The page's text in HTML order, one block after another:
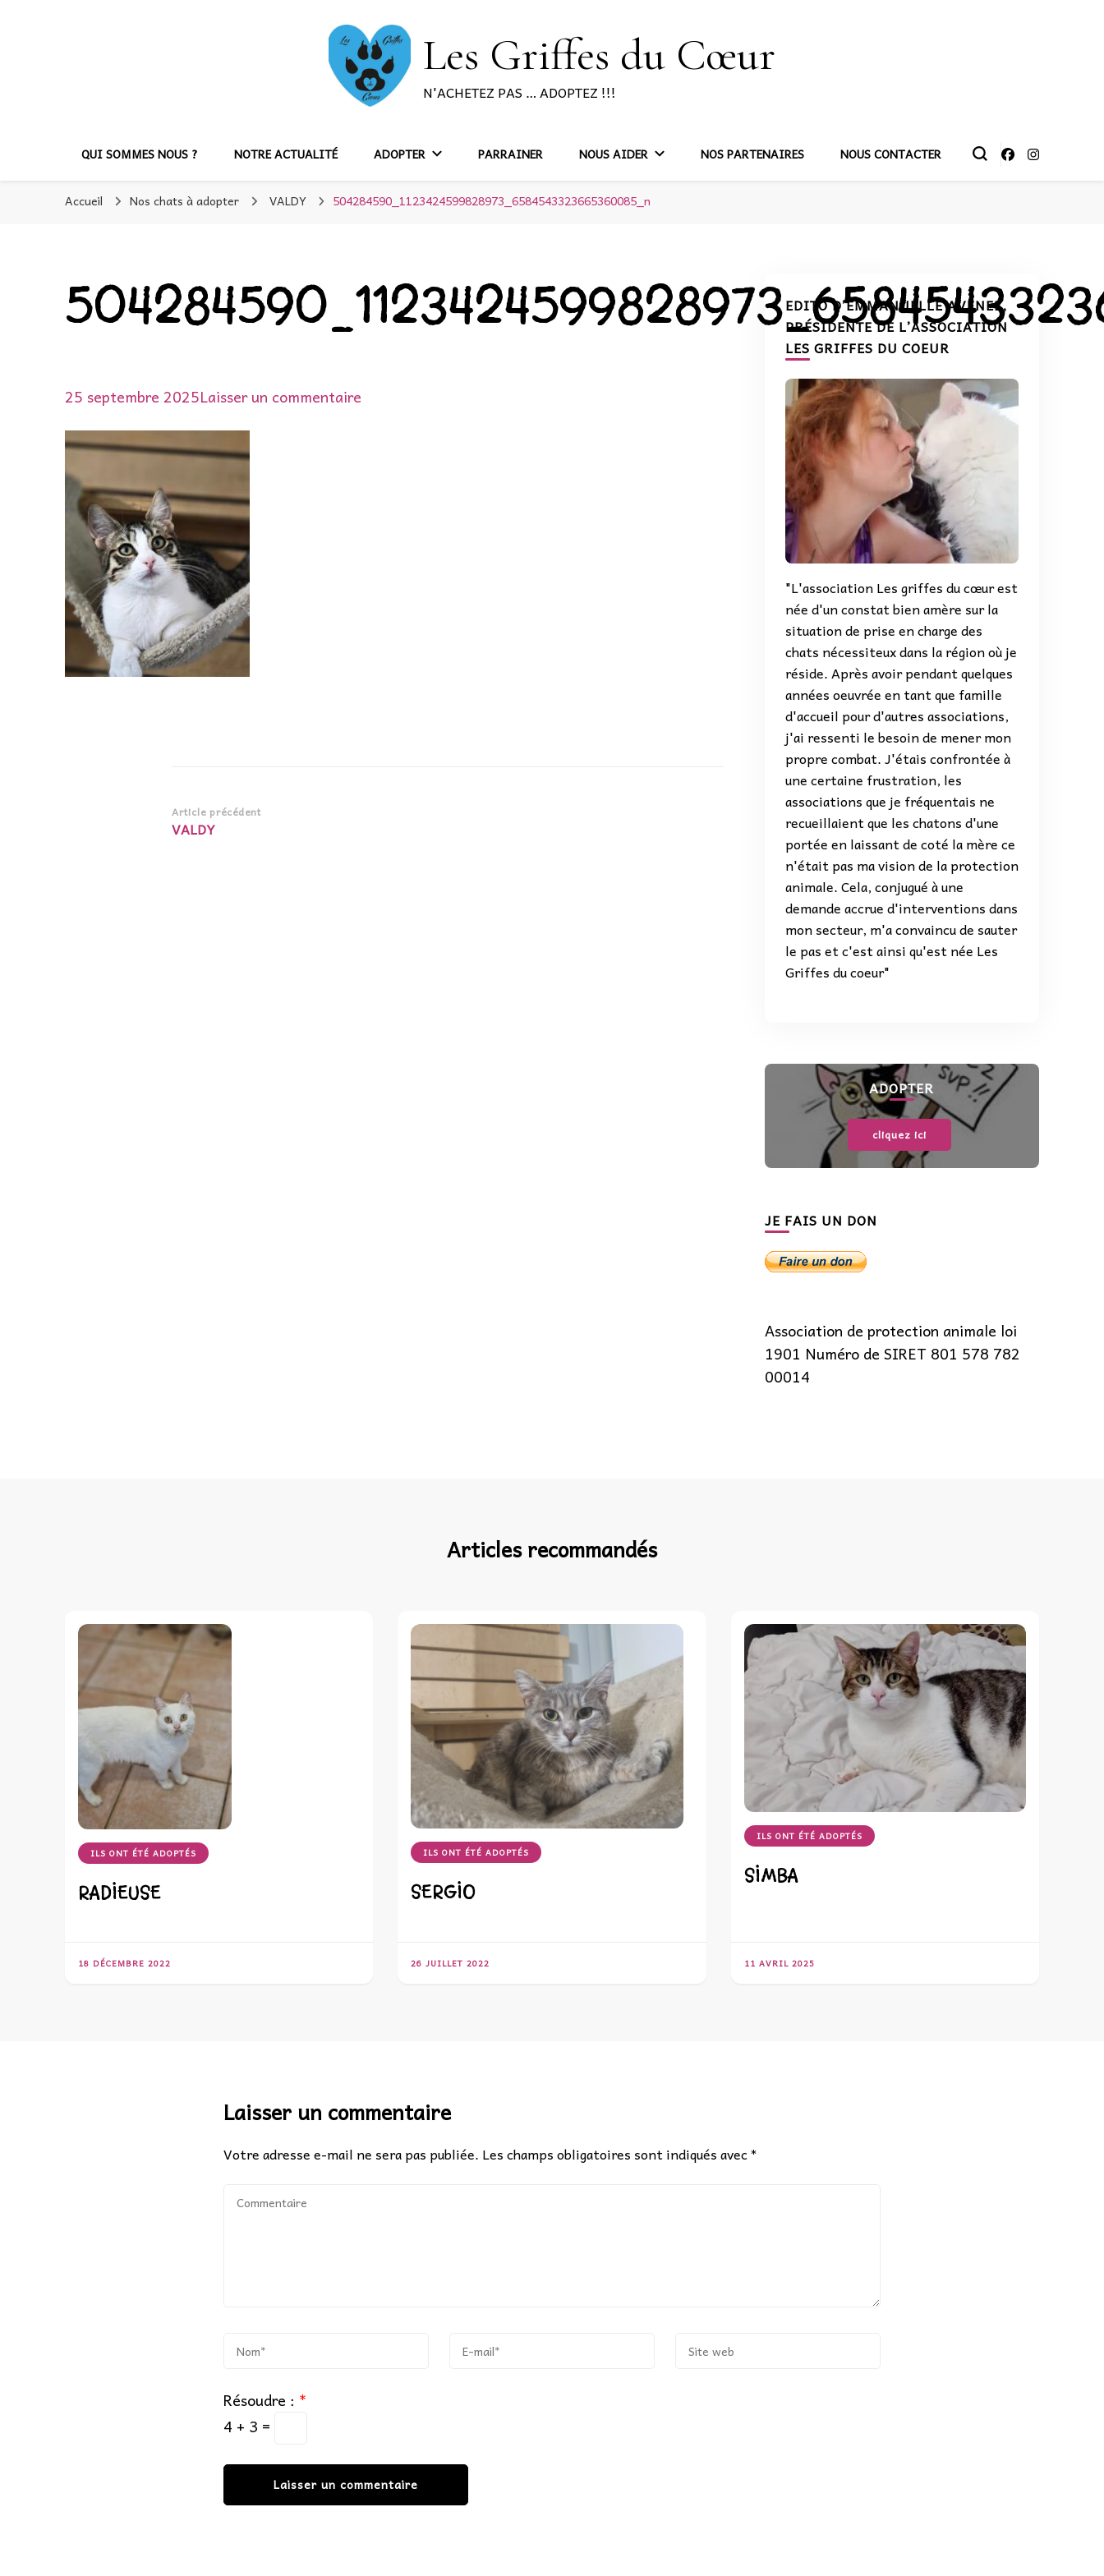
Les Griffes du Cœur
N'ACHETEZ PAS … ADOPTEZ !!!
QUI SOMMES NOUS ? NOTRE ACTUALITÉ ADOPTER PARRAINER NOUS AIDER NOS PARTENAIRES NOUS CONTACTER
Accueil Nos chats à adopter VALDY 504284590_1123424599828973_6584543323665360085_n
25 septembre 2025Laisser un commentaire
504284590_1123424599828973_6584543323665360085_n
Navigation
d’article
Article précédent
VALDY
EDITO D’EMMANUELLE AVENEL,
PRÉSIDENTE DE L’ASSOCIATION
LES GRIFFES DU COEUR
"L'association Les griffes du cœur est
née d'un constat bien amère sur la
situation de prise en charge des
chats nécessiteux dans la région où je
réside. Après avoir pendant quelques
années oeuvrée en tant que famille
d'accueil pour d'autres associations,
j'ai ressenti le besoin de mener mon
propre combat. J'étais confrontée à
une certaine frustration, les
associations que je fréquentais ne
recueillaient que les chatons d'une
portée en laissant de coté la mère ce
n'était pas ma vision de la protection
animale. Cela, conjugué à une
demande accrue d'interventions dans
mon secteur, m'a convaincu de sauter
le pas et c'est ainsi qu'est née Les
Griffes du coeur"
ADOPTER
cliquez ici
JE FAIS UN DON
Association de protection animale loi
1901 Numéro de SIRET 801 578 782
00014
Articles recommandés
ILS ONT ÉTÉ ADOPTÉS
RADIEUSE
18 DÉCEMBRE 2022
ILS ONT ÉTÉ ADOPTÉS
SERGIO
26 JUILLET 2022
ILS ONT ÉTÉ ADOPTÉS
SIMBA
11 AVRIL 2025
Laisser un commentaire
Votre adresse e-mail ne sera pas publiée. Les champs obligatoires sont indiqués avec*
Résoudre : *
4 + 3 =